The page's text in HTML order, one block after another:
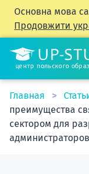
Основна мова
Продовжити
центр польского
Главная
преимущества
сектором для